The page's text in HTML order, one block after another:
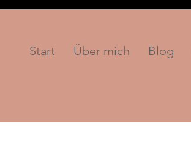
Start Über mich Blog